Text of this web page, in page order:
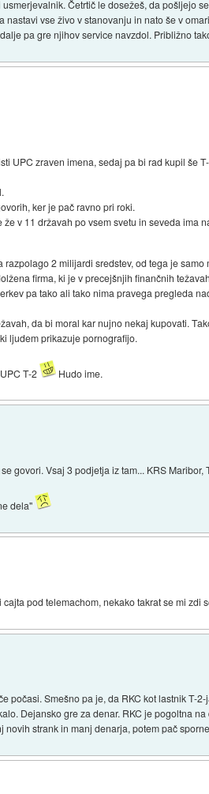
Četrtič le dosežeš, da pošljejo
vse živo v stanovanju in nato še v
pa gre njihov service navzdol. Približno
UPC zraven imena, sedaj pa bi rad kupil še
ker je pač ravno pri roki.
v 11 državah po vsem svetu in seveda ima
2 milijardi sredstev, od tega je
firma, ki je v precejšnjih finančnih
pa tako ali tako nima pravega pregleda
da bi moral kar nujno nekaj kupovati.
ljudem prikazuje pornografijo.
T-2 Hudo ime.
govori. Vsaj 3 podjetja iz tam... KRS Maribor,
dela"
pod telemachom, nekako takrat se mi
počasi. Smešno pa je, da RKC kot lastnik T-
Dejansko gre za denar. RKC je pogoltna
strank in manj denarja, potem pač